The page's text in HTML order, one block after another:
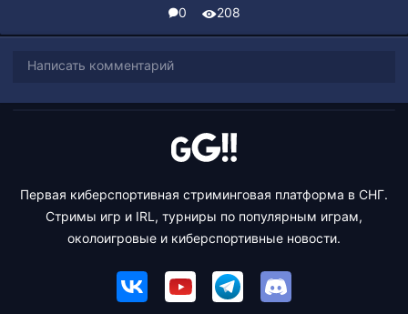
0
208
Написать комментарий
Первая киберспортивная стриминговая платформа в СНГ.
Стримы игр и IRL, турниры по популярным играм,
околоигровые и киберспортивные новости.